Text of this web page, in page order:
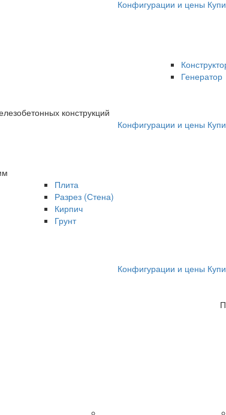
Конфигурации и цены
Генератор
конструкций
Конфигурации и цены
Плита
Разрез (Стена)
Кирпич
Грунт
Конфигурации и цены